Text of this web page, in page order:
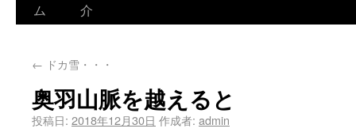
ム
介
← ドカ雪・・・
奥羽山脈を越えると
投稿日: 2018年12月30日 作成者: admin